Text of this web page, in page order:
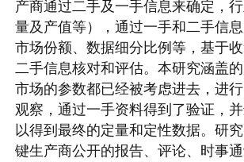
产商通过二手及一手信息来确定，
量及产值等），通过一手和二手信
市场份额、数据细分比例等，基于
二手信息核对和评估。本研究涵盖
市场的参数都已经被考虑进去，进
观察，通过一手资料得到了验证，并
以得到最终的定量和定性数据。研
键生产商公开的报告、评论、时事